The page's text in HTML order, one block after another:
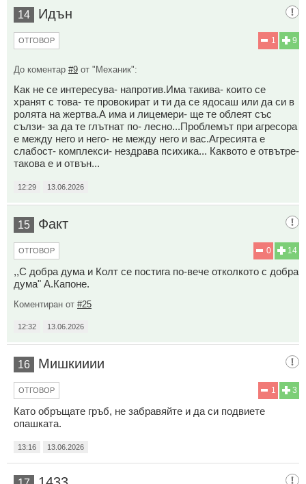
14 Идън
9
1
ОТГОВОР
До коментар #9 от "Механик":
Как не се интересува- напротив.Има такива- които се
хранят с това- те провокират и ти да се ядосаш или да си в
ролята на жертва.А има и лицемери- ще те облеят със
сълзи- за да те глътнат по- лесно...Проблемът при агресора
е между него и него- не между него и вас.Агресията е
слабост- комплекси- нездрава психика... Каквото е отвътре-
такова е и отвън...
12:29 13.06.2026
15 Факт
14
0
ОТГОВОР
,,С добра дума и Колт се постига по-вече отколкото с добра
дума" А.Капоне.
Коментиран от #25
12:32 13.06.2026
16 Мишкииии
3
1
ОТГОВОР
Като обръщате гръб, не забравяйте и да си подвиете
опашката.
13:16 13.06.2026